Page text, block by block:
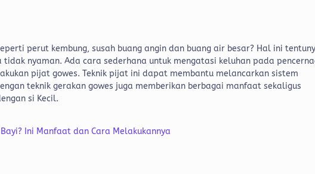
perut kembung, susah buang angin dan buang air besar? Hal ini
nyaman. Ada cara sederhana untuk mengatasi keluhan pada
pijat gowes. Teknik pijat ini dapat membantu melancarkan sistem
teknik gerakan gowes juga memberikan berbagai manfaat sekaligus
si Kecil.
Ini Manfaat dan Cara Melakukannya